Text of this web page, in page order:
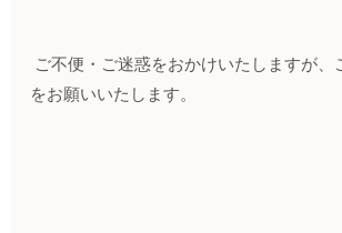
ご不便・ご迷惑をおかけいたしますが、
をお願いいたします。